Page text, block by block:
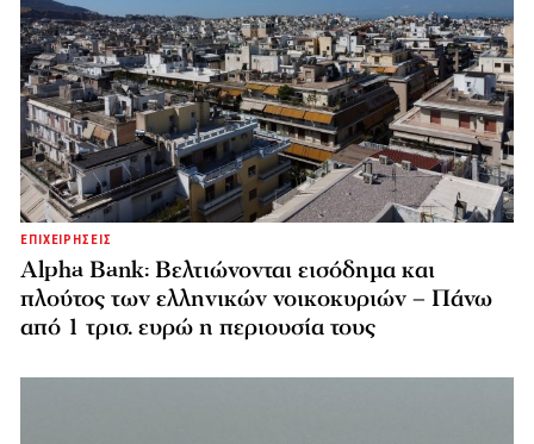
ΕΠΙΧΕΙΡΗΣΕΙΣ
Alpha Bank: Βελτιώνονται εισόδημα και
πλούτος των ελληνικών νοικοκυριών – Πάνω
από 1 τρισ. ευρώ η περιουσία τους